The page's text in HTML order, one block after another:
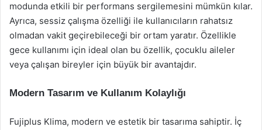
modunda etkili bir performans sergilemesini mümkün kılar.
Ayrıca, sessiz çalışma özelliği ile kullanıcıların rahatsız
olmadan vakit geçirebileceği bir ortam yaratır. Özellikle
gece kullanımı için ideal olan bu özellik, çocuklu aileler
veya çalışan bireyler için büyük bir avantajdır.
Modern Tasarım ve Kullanım Kolaylığı
Fujiplus Klima, modern ve estetik bir tasarıma sahiptir. İç